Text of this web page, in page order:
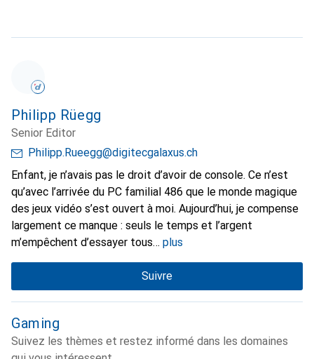
Philipp Rüegg
Senior Editor
Philipp.Rueegg@digitecgalaxus.ch
Enfant, je n’avais pas le droit d’avoir de console. Ce n’est
qu’avec l’arrivée du PC familial 486 que le monde magique
des jeux vidéo s’est ouvert à moi. Aujourd’hui, je compense
largement ce manque : seuls le temps et l’argent
m’empêchent d’essayer tous
plus
Suivre
Gaming
Suivez les thèmes et restez informé dans les domaines